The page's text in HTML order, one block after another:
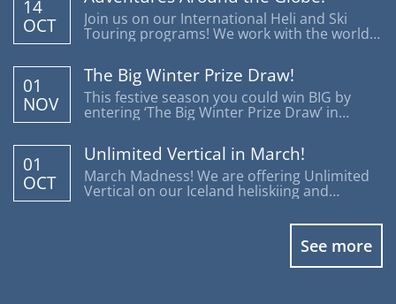
14
OCT Join us on our International Heli and Ski
Touring programs! We work with the world's
around the globe.
01
NOV
The Big Winter Prize Draw!
This festive season you could win BIG by
entering ‘The Big Winter Prize Draw’ in
01
OCT
Unlimited Vertical in March!
March Madness! We are offering Unlimited
Vertical on our Iceland heliskiing and
See more